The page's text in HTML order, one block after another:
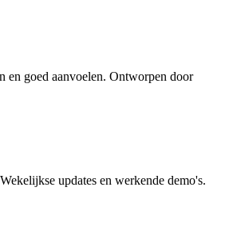
en goed aanvoelen. Ontworpen door
updates en werkende demo's.